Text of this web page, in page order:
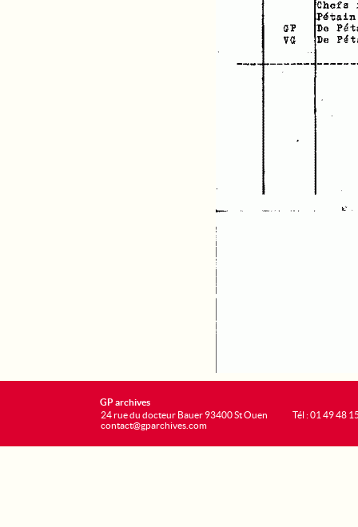
GP archives
24 rue du docteur Bauer 93400 St Ouen
contact@gparchives.com
Tél : 01 49 48